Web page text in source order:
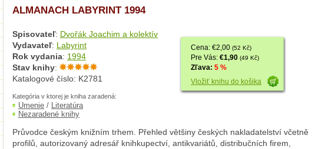
ALMANACH LABYRINT 1994
Cena: €2,00 (52 Kč)
Pre Vás: €1,90 (49 Kč)
Zľava: 5 %
Vložiť knihu do košika
Spisovateľ: Dvořák Joachim a kolektív
Vydavateľ: Labyrint
Rok vydania: 1994
Stav knihy:
Katalogové číslo: K2781
Kategória v ktorej je kniha zaradená:
Umenie / Literatúra
Nezaradené knihy
Průvodce českým knižním trhem. Přehled většiny českých nakladatelství včetně
profilů, autorizovaný adresář knihkupectví, antikvariátů, distribučních firem,